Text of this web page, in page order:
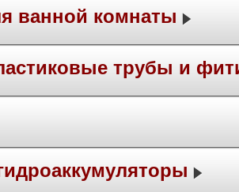
ванной комнаты
трубы и